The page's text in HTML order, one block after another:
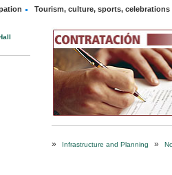
Tourism, culture, sports, celebrations
» Infrastructure and Planning »